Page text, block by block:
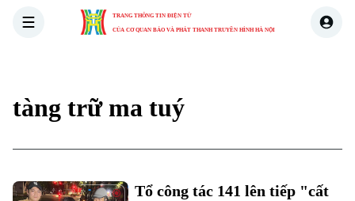
TRANG THÔNG TIN ĐIỆN TỬ
CỦA CƠ QUAN BÁO VÀ PHÁT THANH TRUYỀN HÌNH HÀ NỘI
tàng trữ ma tuý
Tổ công tác 141 lên tiếp "cất